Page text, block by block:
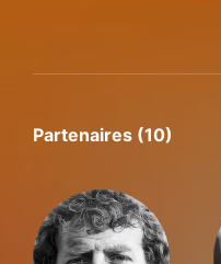
Partenaires (10)